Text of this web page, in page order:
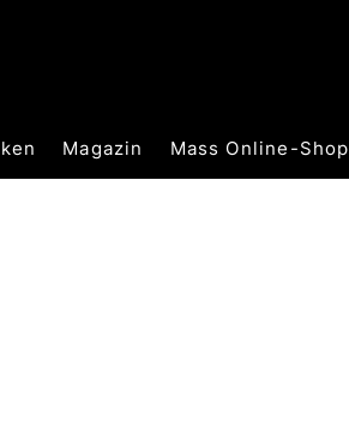
Magazin Mass Online-Shop